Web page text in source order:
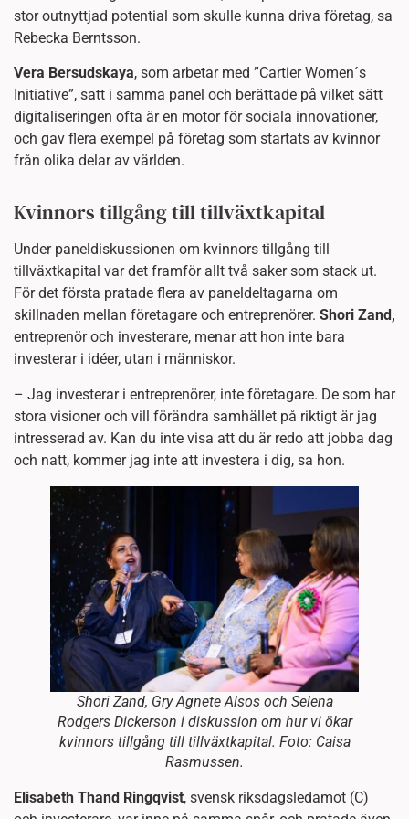
stor outnyttjad potential som skulle kunna driva företag, sa
Rebecka Berntsson.
Vera Bersudskaya, som arbetar med ”Cartier Women´s
Initiative”, satt i samma panel och berättade på vilket sätt
digitaliseringen ofta är en motor för sociala innovationer,
och gav flera exempel på företag som startats av kvinnor
från olika delar av världen.
Kvinnors tillgång till tillväxtkapital
Under paneldiskussionen om kvinnors tillgång till
tillväxtkapital var det framför allt två saker som stack ut.
För det första pratade flera av paneldeltagarna om
skillnaden mellan företagare och entreprenörer. Shori Zand,
entreprenör och investerare, menar att hon inte bara
investerar i idéer, utan i människor.
– Jag investerar i entreprenörer, inte företagare. De som har
stora visioner och vill förändra samhället på riktigt är jag
intresserad av. Kan du inte visa att du är redo att jobba dag
och natt, kommer jag inte att investera i dig, sa hon.
Shori Zand, Gry Agnete Alsos och Selena
Rodgers Dickerson i diskussion om hur vi ökar
kvinnors tillgång till tillväxtkapital. Foto: Caisa
Rasmussen.
Elisabeth Thand Ringqvist, svensk riksdagsledamot (C)